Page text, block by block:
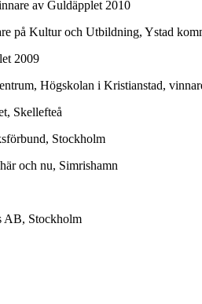
av Guldäpplet 2010
på Kultur och Utbildning, Ystad
2009
Högskolan i Kristianstad,
Skellefteå
Stockholm
och nu, Simrishamn
AB, Stockholm